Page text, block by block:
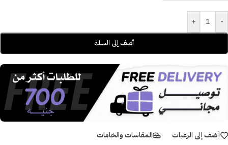
-
+
أضف إلى السلة
أضف إلى الرغبات المقاسات والخامات